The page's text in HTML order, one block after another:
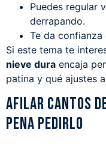
Puedes regular
derrapando.
Te da confianza
Si este tema te
nieve dura encaja
patina y qué ajustes
Afilar cantos
pena pedirlo